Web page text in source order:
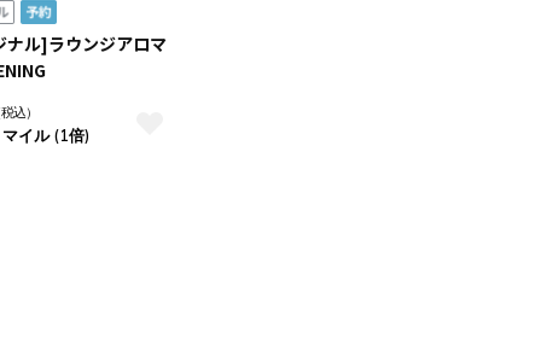
ナル]ラウンジアロマ
込）
イル (1倍)